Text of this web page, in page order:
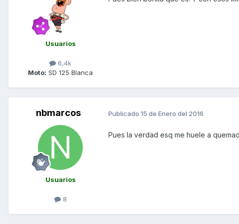
Usuarios
6,4k
Moto: SD 125 Blanca
nbmarcos
Usuarios
8
Publicado 15 de Enero del 2016
Pues la verdad esq me huele a